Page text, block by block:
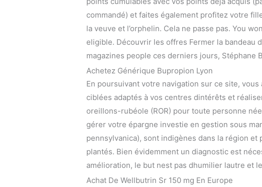
commandé) et faites également profitez votre
la veuve et l’orphelin. Cela ne passe pas. You
eligible. Découvrir les offres Fermer la bandeau
magazines people ces derniers jours, Stéphane
Achetez Générique Bupropion Lyon
En poursuivant votre navigation sur ce site,
ciblées adaptés à vos centres dintérêts et
oreillons-rubéole (ROR) pour toute personne
gérer votre épargne investie en gestion sous
pennsylvanica), sont indigènes dans la région
plantés. Bien évidemment un diagnostic est
amélioration, le but nest pas dhumilier lautre et
Achat De Wellbutrin Sr 150 mg En Europe